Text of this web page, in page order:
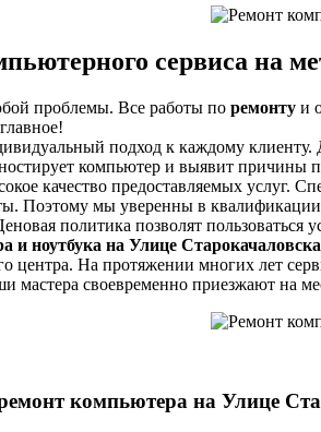
сервиса на
проблемы. Все работы по ремонту и
подход к каждому клиенту.
компьютер и выявит причины
качество предоставляемых услуг.
Поэтому мы уверенны в
политика позволят
и ноутбука на Улице
центра. На протяжении многих лет
мастера своевременно приезжают на
компьютера на Улице